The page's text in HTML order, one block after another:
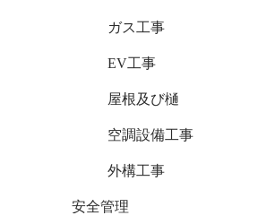
ガス工事
EV工事
屋根及び樋
空調設備工事
外構工事
安全管理